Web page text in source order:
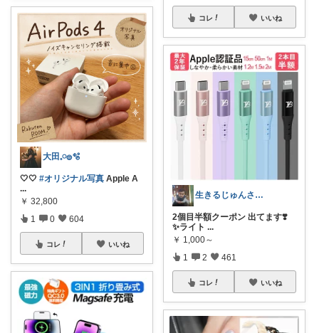
大田𓈒𓏸𓐍🫧
🤍🤍 #オリジナル写真 Apple A
...
￥ 32,800
1 0 604
コレ いいね
コレ いいね
生きるじゅんさん、フォロワー様より買う
2個目半額クーポン 出てます❣️
✨ライト ...
￥ 1,000～
1 2 461
コレ いいね